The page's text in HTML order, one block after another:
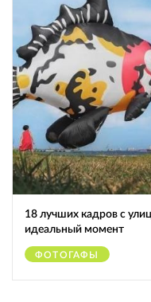
18 лучших кадров с
идеальный момент
ФОТОГАФЫ